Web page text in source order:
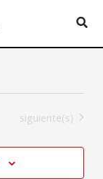
Eventos
siguiente(s)